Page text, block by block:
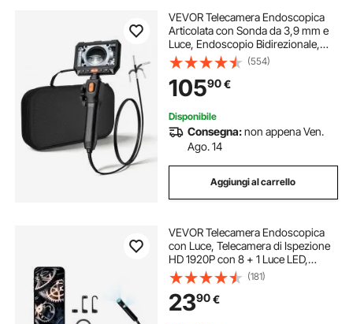
VEVOR Telecamera Endoscopica
Articolata con Sonda da 3,9 mm e
Luce, Endoscopio Bidirezionale,
Schermo IPS HD da 5'', Zoom 8x,
Batteria da 5000 mAh, Cavo
Impermeabile IP67 da 1,5 m, per
Auto Idraulica
(554)
10590€
Disponibile
Consegna:non appena Ven.
Ago. 14
Aggiungi al carrello
VEVOR Telecamera Endoscopica
con Luce, Telecamera di Ispezione
HD 1920P con 8 + 1 Luce LED,
Boroscopio a Doppia Lente con
Zoom 2X, Cavo Serpente da 5 m
Impermeabile IP67 per Auto
(181)
2390€